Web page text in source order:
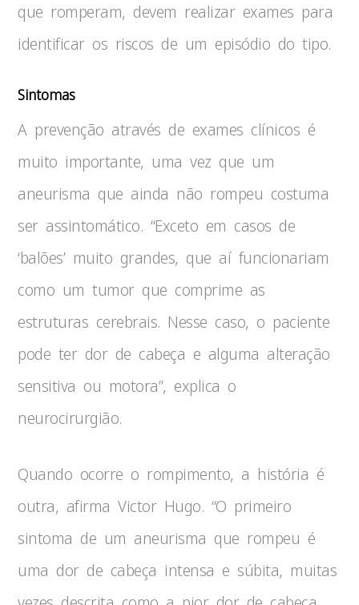
que romperam, devem realizar exames para
identificar os riscos de um episódio do tipo.
Sintomas
A prevenção através de exames clínicos é
muito importante, uma vez que um
aneurisma que ainda não rompeu costuma
ser assintomático. “Exceto em casos de
‘balões’ muito grandes, que aí funcionariam
como um tumor que comprime as
estruturas cerebrais. Nesse caso, o paciente
pode ter dor de cabeça e alguma alteração
sensitiva ou motora”, explica o
neurocirurgião.
Quando ocorre o rompimento, a história é
outra, afirma Victor Hugo. “O primeiro
sintoma de um aneurisma que rompeu é
uma dor de cabeça intensa e súbita, muitas